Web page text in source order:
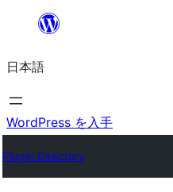
を
ス
キ
プ
日本語
WordPress を入手
Plugin Directory